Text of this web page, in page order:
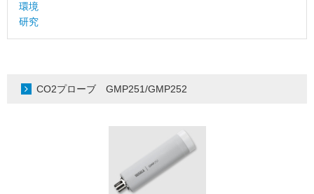
環境
研究
CO2プローブ GMP251/GMP252